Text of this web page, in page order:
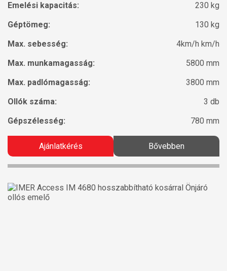
Emelési kapacitás:
230 kg
Géptömeg:
130 kg
Max. sebesség:
4km/h km/h
Max. munkamagasság:
5800 mm
Max. padlómagasság:
3800 mm
Ollók száma:
3 db
Gépszélesség:
780 mm
Ajánlatkérés Bővebben